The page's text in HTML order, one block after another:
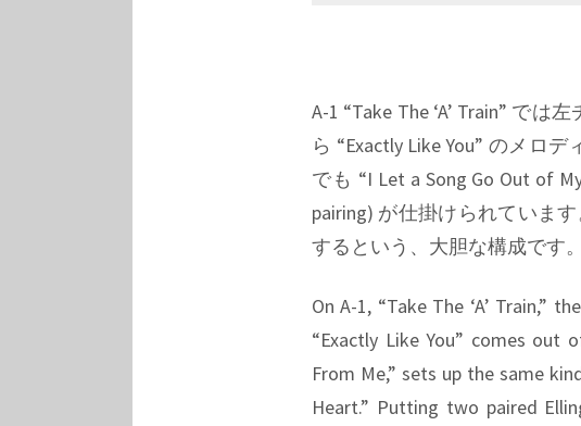
A-1 “Take The ‘A’ Train” で
ら “Exactly Like You” のメロ
でも “I Let a Song Go Out of
pairing) が仕掛けられていま
するという、大胆な構成です。
On A-1, “Take The ‘A’ Train,”
“Exactly Like You” comes out
From Me,” sets up the same
Heart.” Putting two paired